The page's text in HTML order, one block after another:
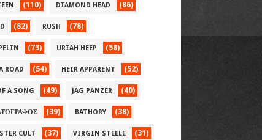
(110) DIAMOND HEAD (86)
(82) RUSH (78)
(73) URIAH HEEP (58)
ROAD (54) HEIR APPARENT (52)
A SONG (49) JAG PANZER (40)
(39) BATHORY (38)
CULT (37) VIRGIN STEELE (31)